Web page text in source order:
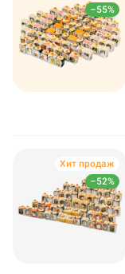
–55%
–52%
Хит продаж